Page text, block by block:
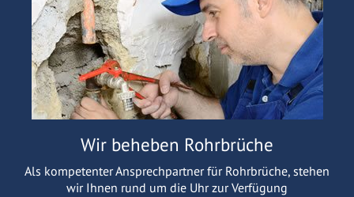
Wir beheben Rohrbrüche
Als kompetenter Ansprechpartner für Rohrbrüche, stehen
wir Ihnen rund um die Uhr zur Verfügung